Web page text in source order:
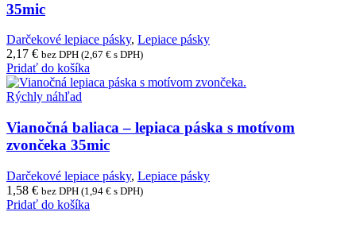
35mic
Darčekové lepiace pásky, Lepiace pásky
2,17 € bez DPH (2,67 € s DPH)
Pridať do košíka
Rýchly náhľad
Vianočná baliaca – lepiaca páska s motívom
zvončeka 35mic
Darčekové lepiace pásky, Lepiace pásky
1,58 € bez DPH (1,94 € s DPH)
Pridať do košíka